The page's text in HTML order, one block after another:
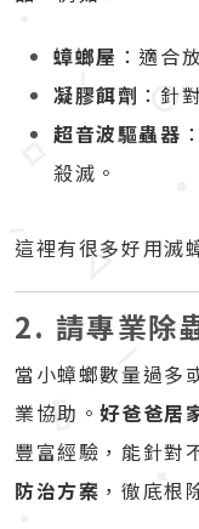
蟑螂屋 ：適合
凝膠餌劑 ：針
超音波驅蟲器
殺滅。
這裡有很多好用滅
2. 請專業除
當小蟑螂數量過多
業協助。好爸爸居
豐富經驗，能針對
防治方案 ，徹底根